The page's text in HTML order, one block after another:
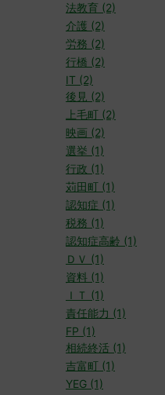
法教育 (2)
介護 (2)
労務 (2)
行橋 (2)
IT (2)
後見 (2)
上毛町 (2)
映画 (2)
選挙 (1)
行政 (1)
苅田町 (1)
認知症 (1)
税務 (1)
認知症高齢 (1)
ＤＶ (1)
資料 (1)
ＩＴ (1)
責任能力 (1)
FP (1)
相続終活 (1)
吉富町 (1)
YEG (1)